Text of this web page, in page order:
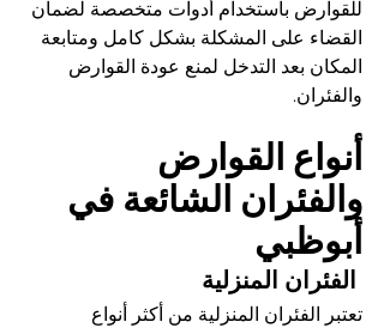
للقوارض باستخدام أدوات متخصصة لضمان
القضاء على المشكلة بشكل كامل ومتابعة
المكان بعد التدخل لمنع عودة القوارض
والفئران.
أنواع القوارض
والفئران الشائعة في
أبوظبي
تعتبر الفئران المنزلية من أكثر أنواع